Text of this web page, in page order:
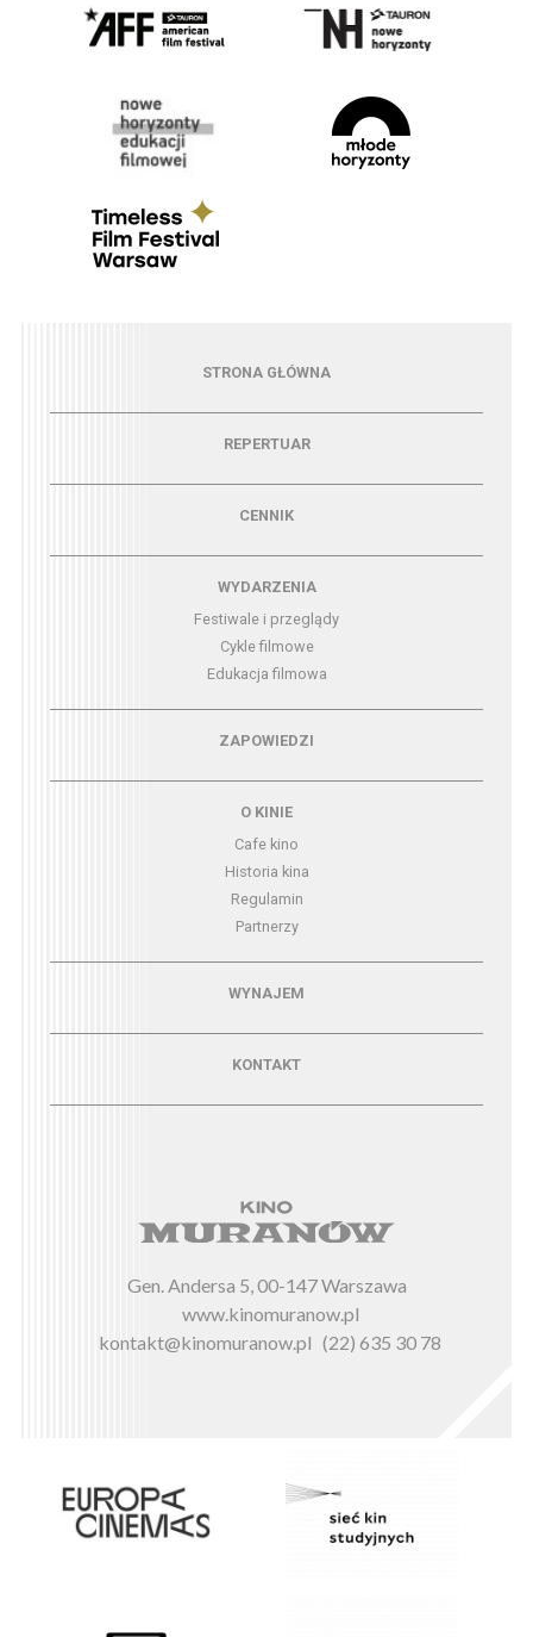
Menu - strona główna
STRONA GŁÓWNA
Menu - repertuarREPERTUAR
CENNIK
Menu - wydarzeniaWYDARZENIA
Festiwale i przeglądy
Cykle filmowe
Edukacja filmowa
Menu - zapowiedziZAPOWIEDZI
O KINIE
Cafe kino
Historia kina
Regulamin
Partnerzy
Menu - wynajemWYNAJEM
KONTAKT
Gen. Andersa 5, 00-147 Warszawa
www.kinomuranow.pl
kontakt@kinomuranow.pl (22) 635 30 78